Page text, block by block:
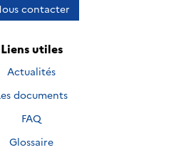
contacter
Liens utiles
Actualités
documents
FAQ
Glossaire